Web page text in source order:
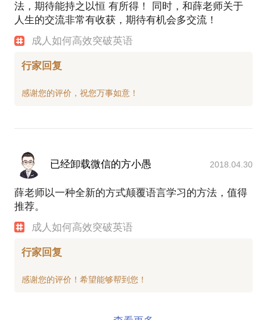
法，期待能持之以恒 有所得！ 同时，和薛老师关于
人生的交流非常有收获，期待有机会多交流！
成人如何高效突破英语
行家回复
已经卸载微信的方小愚 2018.04.30
薛老师以一种全新的方式颠覆语言学习的方法，值得
推荐。
成人如何高效突破英语
行家回复